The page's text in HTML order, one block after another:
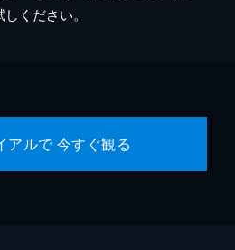
しください。
アルで 今すぐ観る